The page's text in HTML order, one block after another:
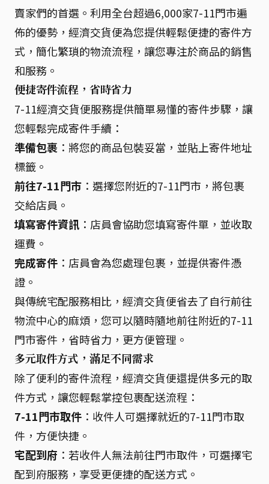
賣家們的首選。利用全台超過6,000家7-11門市遍
佈的優勢，經濟交貨便為您提供輕鬆便捷的寄件方
式，簡化繁瑣的物流流程，讓您專注於商品的銷售
和服務。
便捷寄件流程，省時省力
7-11經濟交貨便服務提供簡單易懂的寄件步驟，讓
您輕鬆完成寄件手續：
準備包裹 ：將您的商品包裝妥當，並貼上寄件地址
標籤。
前往7-11門市 ：選擇您附近的7-11門市，將包裹
交給店員。
填寫寄件資訊 ：店員會協助您填寫寄件單，並收取
運費。
完成寄件 ：店員會為您處理包裹，並提供寄件憑
證。
與傳統宅配服務相比，經濟交貨便省去了自行前往
物流中心的麻煩，您可以隨時隨地前往附近的7-11
門市寄件，省時省力，更方便管理。
多元取件方式，滿足不同需求
除了便利的寄件流程，經濟交貨便還提供多元的取
件方式，讓您輕鬆掌控包裹配送流程：
7-11門市取件 ：收件人可選擇就近的7-11門市取
件，方便快捷。
宅配到府 ：若收件人無法前往門市取件，可選擇宅
配到府服務，享受更便捷的配送方式。